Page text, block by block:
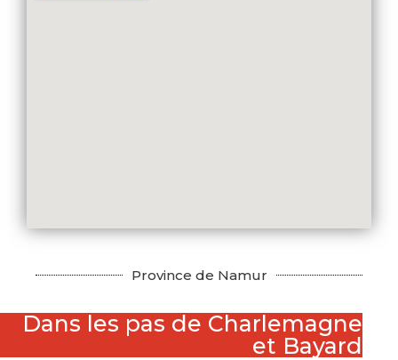
Province de Namur
Dans les pas de Charlemagne
et Bayard